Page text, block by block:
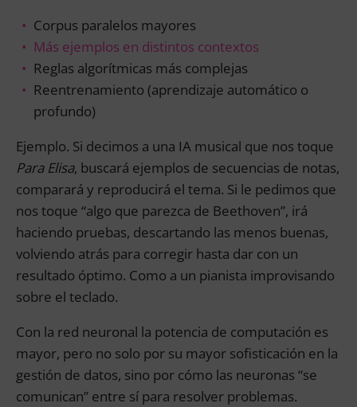
Corpus paralelos mayores
Más ejemplos en distintos contextos
Reglas algorítmicas más complejas
Reentrenamiento (aprendizaje automático o
profundo)
Ejemplo. Si decimos a una IA musical que nos toque
Para Elisa, buscará ejemplos de secuencias de notas,
comparará y reproducirá el tema. Si le pedimos que
nos toque “algo que parezca de Beethoven”, irá
haciendo pruebas, descartando las menos buenas,
volviendo atrás para corregir hasta dar con un
resultado óptimo. Como a un pianista improvisando
sobre el teclado.
Con la red neuronal la potencia de computación es
mayor, pero no solo por su mayor sofisticación en la
gestión de datos, sino por cómo las neuronas “se
comunican” entre sí para resolver problemas.